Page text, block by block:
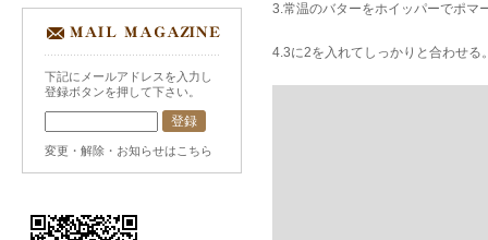
3.常温のバターをホイッパーでポマ
4.3に2を入れてしっかりと合わせる
下記にメールアドレスを入力し
登録ボタンを押して下さい。
変更・解除・お知らせはこちら